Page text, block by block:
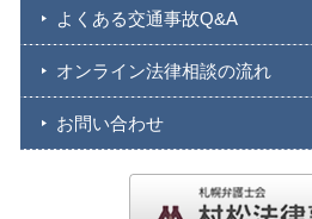
よくある交通事故Q&A
オンライン法律相談の流れ
お問い合わせ